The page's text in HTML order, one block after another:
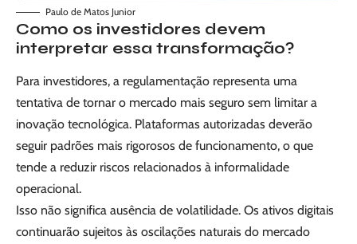
Paulo de Matos Junior
Como os investidores devem
interpretar essa transformação?
Para investidores, a regulamentação representa uma
tentativa de tornar o mercado mais seguro sem limitar a
inovação tecnológica. Plataformas autorizadas deverão
seguir padrões mais rigorosos de funcionamento, o que
tende a reduzir riscos relacionados à informalidade
operacional.
Isso não significa ausência de volatilidade. Os ativos digitais
continuarão sujeitos às oscilações naturais do mercado